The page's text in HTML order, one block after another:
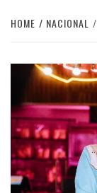
HOME NACIONAL